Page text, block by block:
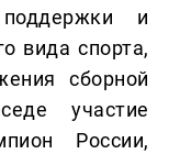
и
вида спорта,
сборной
участие
России,